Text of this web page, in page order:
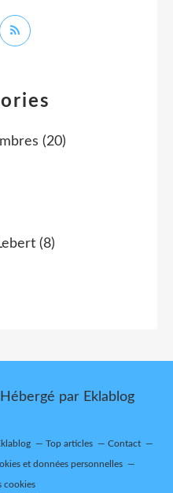
(20)
(8)
par Eklablog
Top articles Contact
et données personnelles
cookies